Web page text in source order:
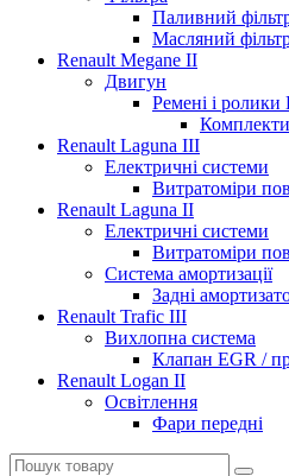
Паливний
Масляний
Renault Megane II
Двигун
Ремені і
Renault Laguna III
Електричні системи
Витратоміри
Renault Laguna II
Електричні системи
Витратоміри
Система амортизації
Задні
Renault Trafic III
Вихлопна система
Клапан EGR /
Renault Logan II
Освітлення
Фари передні